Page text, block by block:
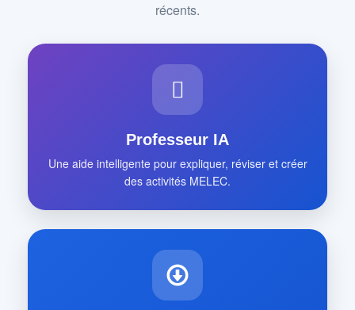
récents.
Professeur IA
Une aide intelligente pour expliquer, réviser et créer
des activités MELEC.